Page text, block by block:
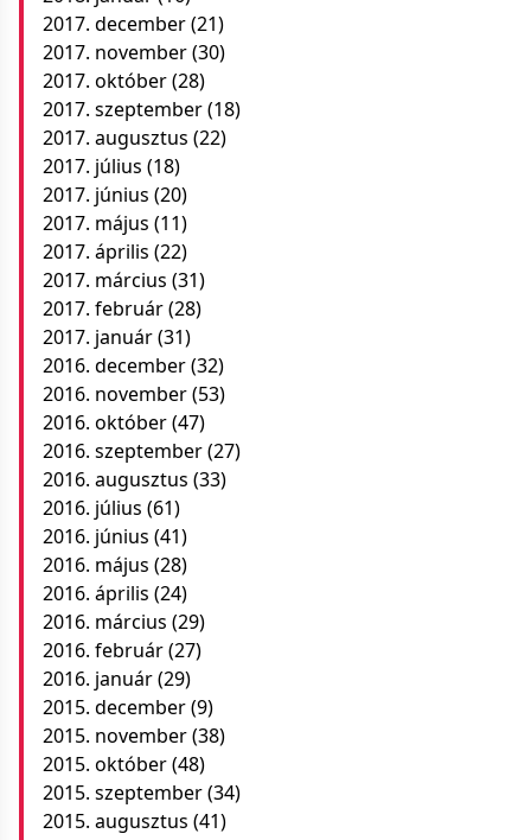
2017. december(21)
2017. november(30)
2017. október(28)
2017. szeptember(18)
2017. augusztus (22)
2017. július (18)
2017. június (20)
2017. május (11)
2017. április (22)
2017. március (31)
2017. február(28)
2017. január(31)
2016. december(32)
2016. november(53)
2016. október(47)
2016. szeptember(27)
2016. augusztus (33)
2016. július (61)
2016. június (41)
2016. május (28)
2016. április (24)
2016. március (29)
2016. február(27)
2016. január(29)
2015. december(9)
2015. november(38)
2015. október(48)
2015. szeptember(34)
2015. augusztus (41)